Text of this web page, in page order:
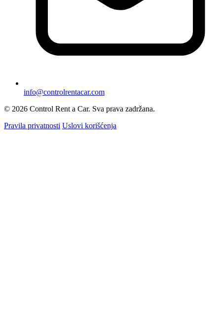
info@controlrentacar.com
© 2026 Control Rent a Car. Sva prava zadržana.
Pravila privatnosti Uslovi korišćenja